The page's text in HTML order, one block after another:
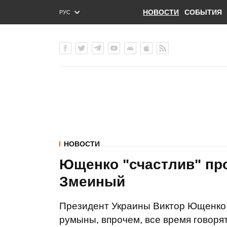
РУС
ENG
НОВОСТИ СОБЫТИЯ
НОВОСТИ
Ющенко "счастлив"
Змеиный
Президент Украины Виктор Ющенко
румыны, впрочем, все время